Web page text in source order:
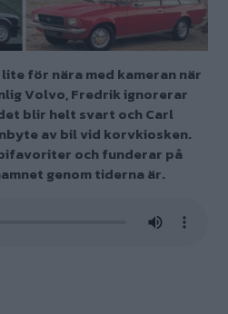
för nära med kameran när
Volvo, Fredrik ignorerar
blir helt svart och Carl
av bil vid korvkiosken.
och funderar på
genom tiderna är.